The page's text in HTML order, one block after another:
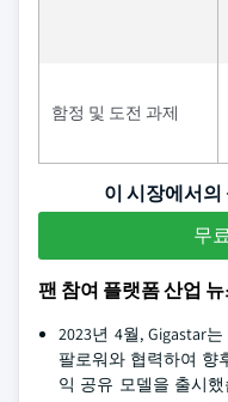
함정 및 도전 과제
이 시장에서의
무
팬 참여 플랫폼 산업
2023년 4월, Gigastar
팔로워와 협력하여 향
익 공유 모델을 출시